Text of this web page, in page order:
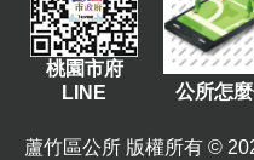
桃園市府
LINE
公所怎
蘆竹區公所 版權所有 ©